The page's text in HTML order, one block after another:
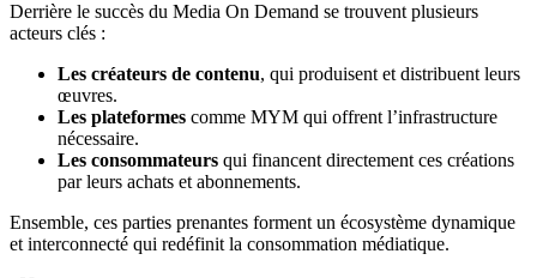
Derrière le succès du Media On Demand se trouvent plusieurs
acteurs clés :
Les créateurs de contenu, qui produisent et distribuent leurs
œuvres.
Les plateformes comme MYM qui offrent l’infrastructure
nécessaire.
Les consommateurs qui financent directement ces créations
par leurs achats et abonnements.
Ensemble, ces parties prenantes forment un écosystème dynamique
et interconnecté qui redéfinit la consommation médiatique.